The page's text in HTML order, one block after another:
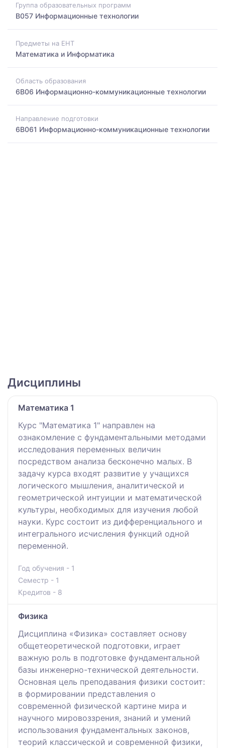
Группа образовательных программ
B057 Информационные технологии
Предметы на ЕНТ
Математика и Информатика
Область образования
6B06 Информационно-коммуникационные технологии
Направление подготовки
6B061 Информационно-коммуникационные технологии
Дисциплины
Математика 1
Курс "Математика 1" направлен на
ознакомление с фундаментальными методами
исследования переменных величин
посредством анализа бесконечно малых. В
задачу курса входят развитие у учащихся
логического мышления, аналитической и
геометрической интуиции и математической
культуры, необходимых для изучения любой
науки. Курс состоит из дифференциального и
интегрального исчисления функций одной
переменной.
Год обучения - 1
Семестр - 1
Кредитов - 8
Физика
Дисциплина «Физика» составляет основу
общетеоретической подготовки, играет
важную роль в подготовке фундаментальной
базы инженерно-технической деятельности.
Основная цель преподавания физики состоит:
в формировании представления о
современной физической картине мира и
научного мировоззрения, знаний и умений
использования фундаментальных законов,
теорий классической и современной физики,